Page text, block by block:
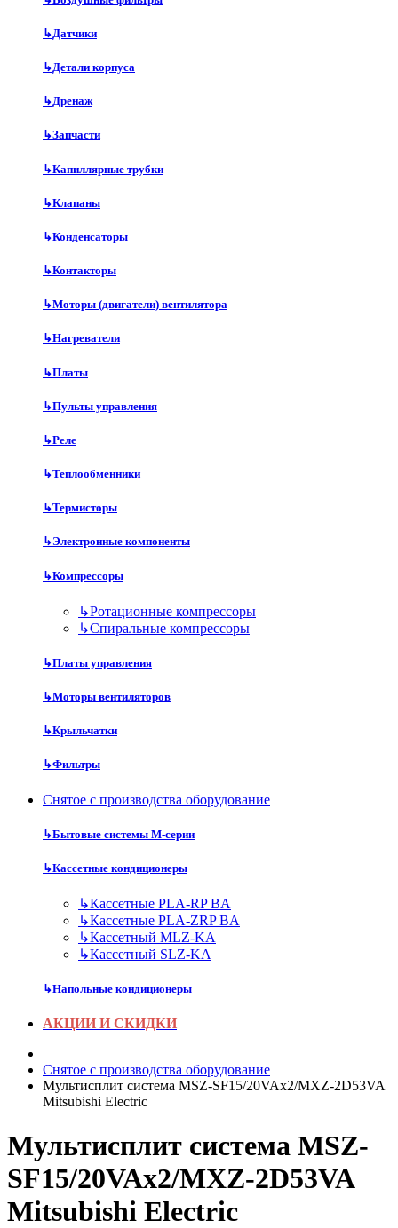
↳Датчики
↳Детали корпуса
↳Дренаж
↳Запчасти
↳Капиллярные трубки
↳Клапаны
↳Конденсаторы
↳Контакторы
↳Моторы (двигатели) вентилятора
↳Нагреватели
↳Платы
↳Пульты управления
↳Реле
↳Теплообменники
↳Термисторы
↳Электронные компоненты
↳Компрессоры
↳Ротационные компрессоры
↳Спиральные компрессоры
↳Платы управления
↳Моторы вентиляторов
↳Крыльчатки
↳Фильтры
Снятое с производства оборудование
↳Бытовые системы M-серии
↳Кассетные кондиционеры
↳Кассетные PLA-RP BA
↳Кассетные PLA-ZRP BA
↳Кассетный MLZ-KA
↳Кассетный SLZ-KA
↳Напольные кондиционеры
АКЦИИ И СКИДКИ
Снятое с производства оборудование
Мультисплит система MSZ-SF15/20VAx2/MXZ-2D53VA
Mitsubishi Electric
Мультисплит система MSZ-
SF15/20VAx2/MXZ-2D53VA
Mitsubishi Electric